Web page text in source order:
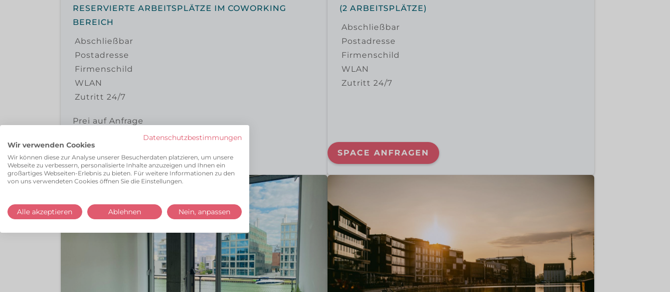
RESERVIERTE ARBEITSPLÄTZE IM COWORKING
BEREICH
Abschließbar
Postadresse
Firmenschild
WLAN
Zutritt 24/7
Prei auf Anfrage
SPACE ANFRAGEN
(2 ARBEITSPLÄTZE)
Abschließbar
Postadresse
Firmenschild
WLAN
Zutritt 24/7
SPACE ANFRAGEN
Datenschutzbestimmungen
Wir verwenden Cookies
Wir können diese zur Analyse unserer Besucherdaten platzieren, um unsere
Webseite zu verbessern, personalisierte Inhalte anzuzeigen und Ihnen ein
großartiges Webseiten-Erlebnis zu bieten. Für weitere Informationen zu den
von uns verwendeten Cookies öffnen Sie die Einstellungen.
Alle akzeptieren Ablehnen Nein, anpassen